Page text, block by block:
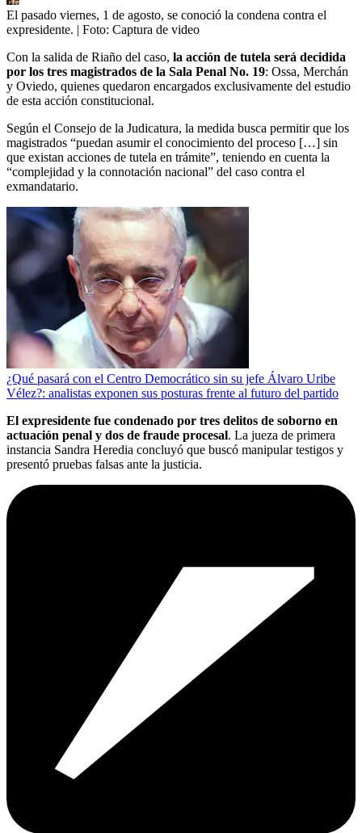
El pasado viernes, 1 de agosto, se conoció la condena contra el
expresidente. | Foto: Captura de video
Con la salida de Riaño del caso, la acción de tutela será decidida
por los tres magistrados de la Sala Penal No. 19: Ossa, Merchán
y Oviedo, quienes quedaron encargados exclusivamente del estudio
de esta acción constitucional.
Según el Consejo de la Judicatura, la medida busca permitir que los
magistrados “puedan asumir el conocimiento del proceso […] sin
que existan acciones de tutela en trámite”, teniendo en cuenta la
“complejidad y la connotación nacional” del caso contra el
exmandatario.
¿Qué pasará con el Centro Democrático sin su jefe Álvaro Uribe
Vélez?: analistas exponen sus posturas frente al futuro del partido
El expresidente fue condenado por tres delitos de soborno en
actuación penal y dos de fraude procesal. La jueza de primera
instancia Sandra Heredia concluyó que buscó manipular testigos y
presentó pruebas falsas ante la justicia.